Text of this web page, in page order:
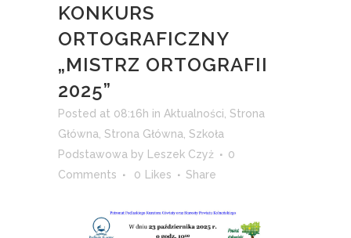
KONKURS
ORTOGRAFICZNY
„MISTRZ ORTOGRAFII
2025”
Posted at 08:16h in Aktualności Strona
Główna Strona Główna Szkoła
Podstawowa by Leszek Czyż
0
Comments
0 Likes Share